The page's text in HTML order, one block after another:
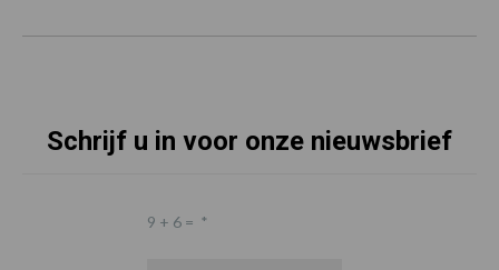
Schrijf u in voor onze nieuwsbrief
9 + 6 = *